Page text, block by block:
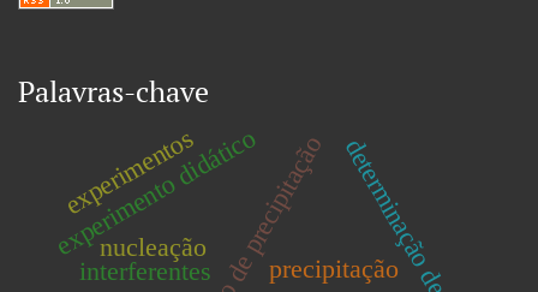
Palavras-chave
reação de precipitaçãoprecipitação
nucleação determinação de ferro
experimento didático
interferentes
experimentos